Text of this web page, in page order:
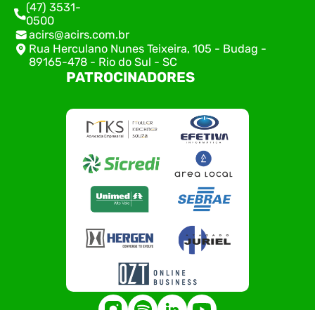
(47) 3531-
0500
acirs@acirs.com.br
Rua Herculano Nunes Teixeira, 105 - Budag -
89165-478 - Rio do Sul - SC
PATROCINADORES